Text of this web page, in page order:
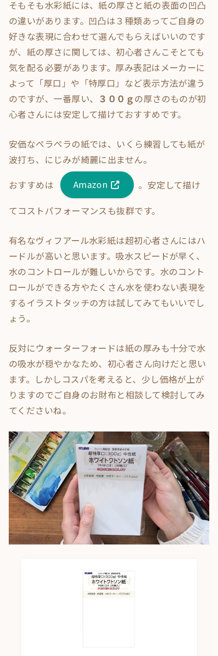
そもそも水彩紙には、紙の厚さと紙の表面の凹凸
の違いがあります。凹凸は３種類あってご自身の
好きな表現に合わせて選んでもらえばいいのです
が、紙の厚さに関しては、初心者さんこそとても
気を配る必要があります。厚み表記はメーカーに
よって「厚口」や「特厚口」など表示方法が違う
のですが、一番厚い、 ３００ｇの厚さのものが初
心者さんには安定して描けておすすめです。
安価なペラペラの紙では、いくら練習しても紙が
波打ち、にじみが綺麗に出ません。
おすすめは
Amazon 。安定して描け
てコストパフォーマンスも抜群です。
有名なヴィフアール水彩紙は超初心者さんにはハ
ードルが高いと思います。吸水スピードが早く、
水のコントロールが難しいからです。水のコント
ロールができる方やたくさん水を使わない表現を
するイラストタッチの方は試してみてもいいでし
ょう。
反対にウォーターフォードは紙の厚みも十分で水
の吸水が穏やかなため、初心者さん向けだと思い
ます。しかしコスパを考えると、少し価格が上が
りますのでご自身のお財布と相談して検討してみ
てくださいね。